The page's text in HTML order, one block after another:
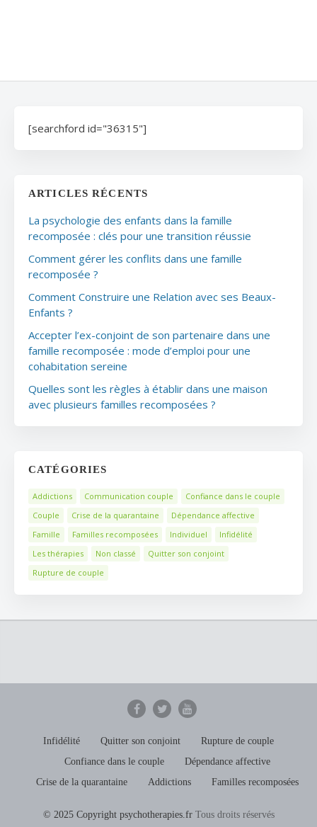
[searchford id="36315"]
ARTICLES RÉCENTS
La psychologie des enfants dans la famille
recomposée : clés pour une transition réussie
Comment gérer les conflits dans une famille
recomposée ?
Comment Construire une Relation avec ses Beaux-
Enfants ?
Accepter l’ex-conjoint de son partenaire dans une
famille recomposée : mode d’emploi pour une
cohabitation sereine
Quelles sont les règles à établir dans une maison
avec plusieurs familles recomposées ?
CATÉGORIES
Addictions Communication couple
Confiance dans le couple
Couple
Crise de la quarantaine
Dépendance affective
Famille
Familles recomposées Individuel
Infidélité
Les thérapies
Non classé
Quitter son conjoint
Rupture de couple
Infidélité Quitter son conjoint
Rupture de couple
Confiance dans le couple
Dépendance affective
Crise de la quarantaine
Addictions Familles recomposées
© 2025 Copyright psychotherapies.frTous droits réservés